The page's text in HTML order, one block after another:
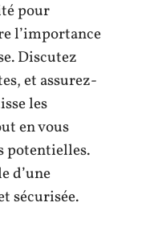
pour
l’importance
Discutez
et assurez-
les
en vous
potentielles.
d’une
sécurisée.